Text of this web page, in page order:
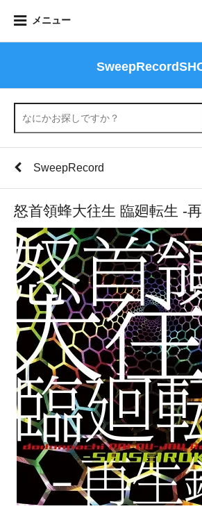
メニュー
SweepRecord
怒首領蜂大往生 臨廻転生 -